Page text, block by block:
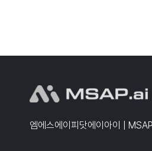
엠에스에이피닷에이아이 |